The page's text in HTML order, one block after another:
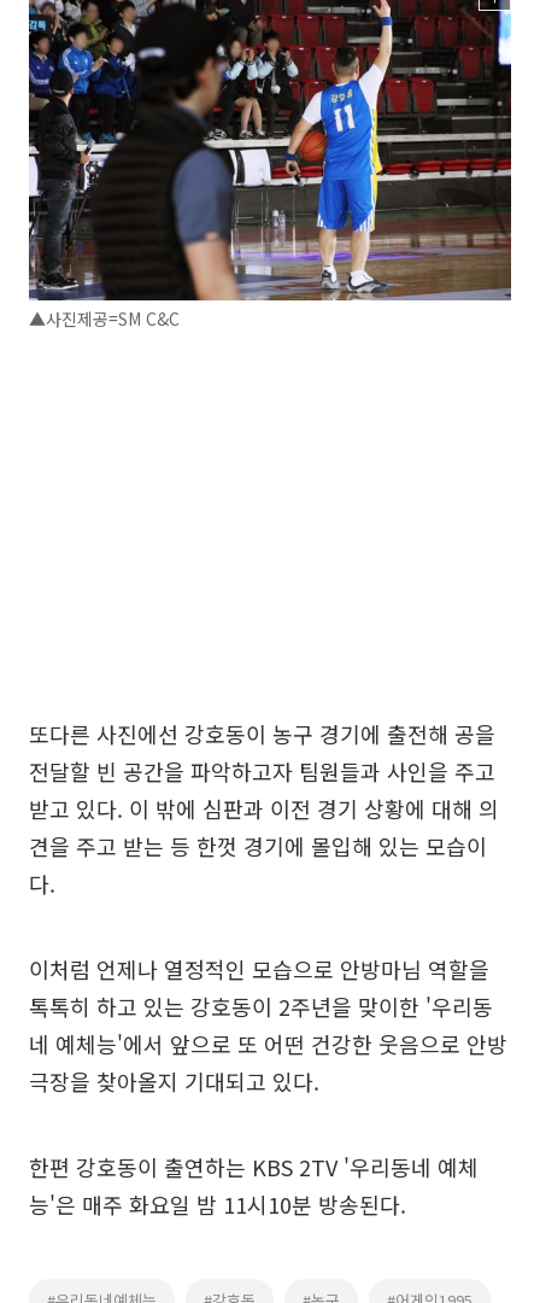
▲사진제공=SM C&C
또다른 사진에선 강호동이 농구 경기에 출전해 공을
전달할 빈 공간을 파악하고자 팀원들과 사인을 주고
받고 있다. 이 밖에 심판과 이전 경기 상황에 대해 의
견을 주고 받는 등 한껏 경기에 몰입해 있는 모습이
다.
이처럼 언제나 열정적인 모습으로 안방마님 역할을
톡톡히 하고 있는 강호동이 2주년을 맞이한 '우리동
네 예체능'에서 앞으로 또 어떤 건강한 웃음으로 안방
극장을 찾아올지 기대되고 있다.
한편 강호동이 출연하는 KBS 2TV '우리동네 예체
능'은 매주 화요일 밤 11시10분 방송된다.